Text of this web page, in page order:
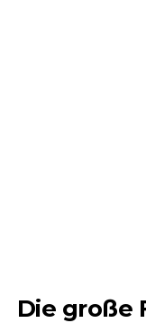
Die große